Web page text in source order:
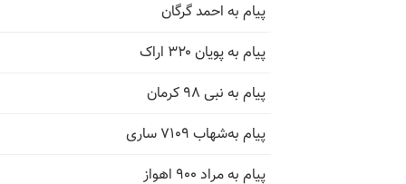
پیام به احمد گرگان
پیام به پویان ۳۲۰ اراک
پیام به نبی ۹۸ کرمان
پیام به‌شهاب ۷۱۰۹ ساری
پیام به مراد ۹۰۰ اهواز